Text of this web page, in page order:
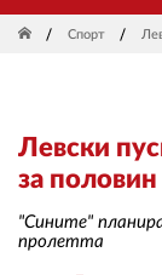
Спорт
Левски
за половин
"Сините"
пролетта